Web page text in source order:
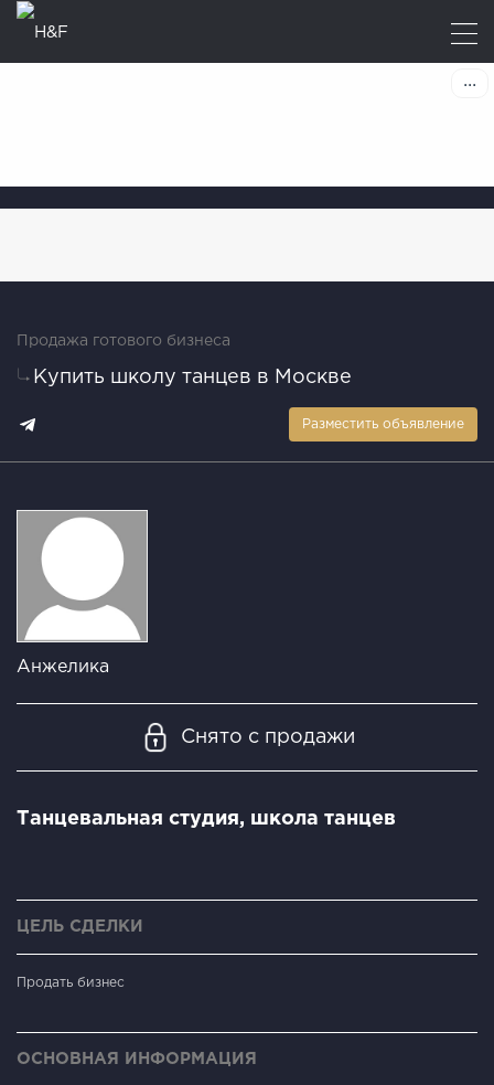
Продажа готового бизнеса
Купить школу танцев в Москве
Разместить объявление
Анжелика
Снято с продажи
Танцевальная студия, школа танцев
ЦЕЛЬ СДЕЛКИ
Продать бизнес
ОСНОВНАЯ ИНФОРМАЦИЯ